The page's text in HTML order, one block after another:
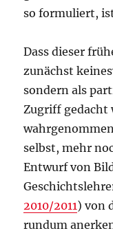
so formuliert,
Dass dieser
zunächst
sondern als
Zugriff gedacht
selbst, mehr
Entwurf von
2010/2011) von
rundum